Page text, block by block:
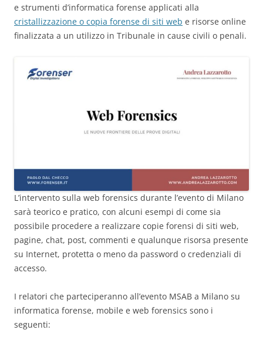
e strumenti d’informatica forense applicati alla
cristallizzazione o copia forense di siti web e risorse online
finalizzata a un utilizzo in Tribunale in cause civili o penali.
L’intervento sulla web forensics durante l’evento di Milano
sarà teorico e pratico, con alcuni esempi di come sia
possibile procedere a realizzare copie forensi di siti web,
pagine, chat, post, commenti e qualunque risorsa presente
su Internet, protetta o meno da password o credenziali di
accesso.
I relatori che parteciperanno all’evento MSAB a Milano su
informatica forense, mobile e web forensics sono i
seguenti: